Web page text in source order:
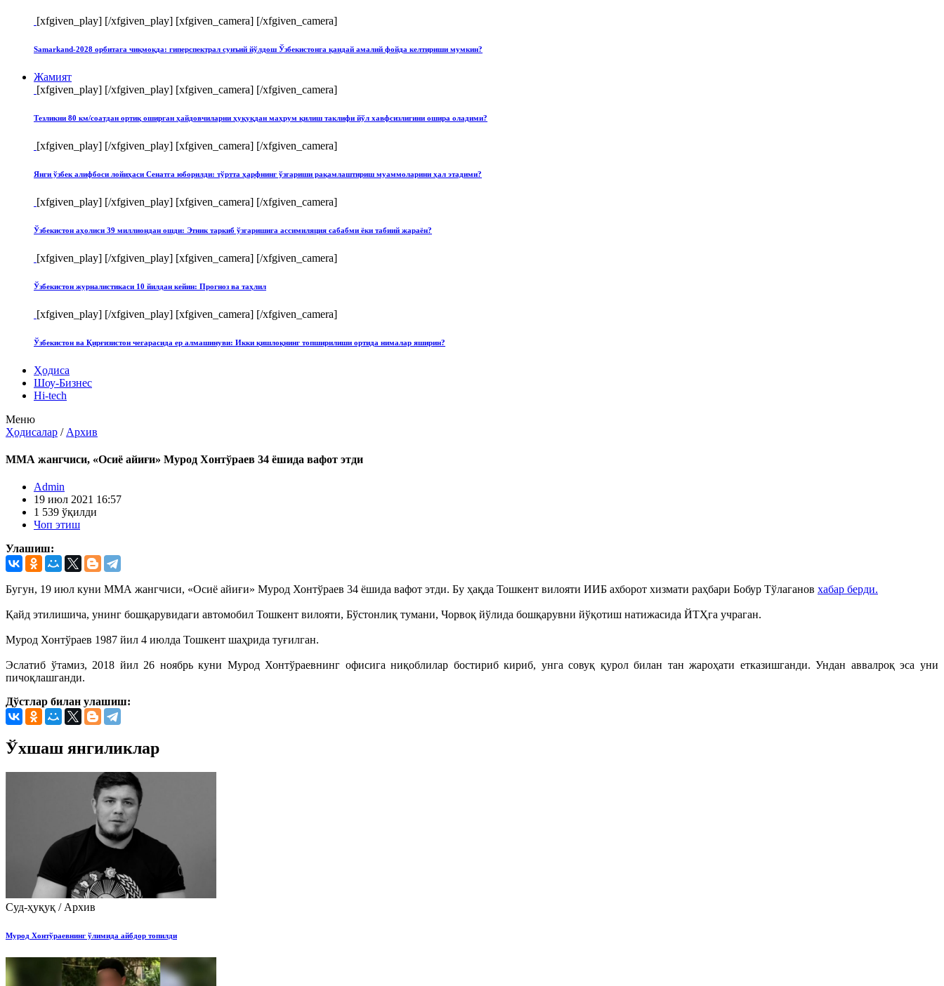
[xfgiven_play] [/xfgiven_play] [xfgiven_camera] [/xfgiven_camera]
Samarkand-2028 орбитага чиқмоқда: гиперспектрал сунъий йўлдош Ўзбекистонга қандай амалий фойда келтириши мумкин?
Жамият
[xfgiven_play] [/xfgiven_play] [xfgiven_camera] [/xfgiven_camera]
Тезликни 80 км/соатдан ортиқ оширган ҳайдовчиларни ҳуқуқдан маҳрум қилиш таклифи йўл хавфсизлигини ошира оладими?
[xfgiven_play] [/xfgiven_play] [xfgiven_camera] [/xfgiven_camera]
Янги ўзбек алифбоси лойиҳаси Сенатга юборилди: тўртта ҳарфнинг ўзгариши рақамлаштириш муаммоларини ҳал этадими?
[xfgiven_play] [/xfgiven_play] [xfgiven_camera] [/xfgiven_camera]
Ўзбекистон аҳолиси 39 миллиондан ошди: Этник таркиб ўзгаришига ассимиляция сабабми ёки табиий жараён?
[xfgiven_play] [/xfgiven_play] [xfgiven_camera] [/xfgiven_camera]
Ўзбекистон журналистикаси 10 йилдан кейин: Прогноз ва таҳлил
[xfgiven_play] [/xfgiven_play] [xfgiven_camera] [/xfgiven_camera]
Ўзбекистон ва Қирғизистон чегарасида ер алмашинуви: Икки қишлоқнинг топширилиши ортида нималар яширин?
Ҳодиса
Шоу-Бизнес
Hi-tech
Меню
Ҳодисалар / Архив
ММА жангчиси, «Осиё айиғи» Мурод Хонтўраев 34 ёшида вафот этди
Admin
19 июл 2021 16:57
1 539 ўқилди
Чоп этиш
Улашиш:
Бугун, 19 июл куни ММА жангчиси, «Осиё айиғи» Мурод Хонтўраев 34 ёшида вафот этди. Бу ҳақда Тошкент вилояти ИИБ ахборот хизмати раҳбари Бобур Тўлаганов хабар берди.
Қайд этилишича, унинг бошқарувидаги автомобил Тошкент вилояти, Бўстонлиқ тумани, Чорвоқ йўлида бошқарувни йўқотиш натижасида ЙТҲга учраган.
Мурод Хонтўраев 1987 йил 4 июлда Тошкент шаҳрида туғилган.
Эслатиб ўтамиз, 2018 йил 26 ноябрь куни Мурод Хонтўраевнинг офисига ниқоблилар бостириб кириб, унга совуқ қурол билан тан жароҳати етказишганди. Ундан аввалроқ эса уни
пичоқлашганди.
Дўстлар билан улашиш:
Ўхшаш янгиликлар
Суд-ҳуқуқ / Архив
Мурод Хонтўраевнинг ўлимида айбдор топилди